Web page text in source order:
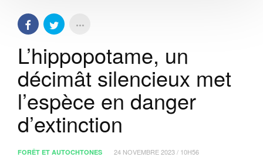
L’hippopotame, un
décimât silencieux met
l’espèce en danger
d’extinction
FORÊT ET AUTOCHTONES 24 NOVEMBRE 2023 / 10H56